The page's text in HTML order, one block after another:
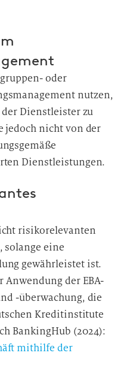
oder
nutzen,
Dienstleister zu
jedoch nicht von der
Dienstleistungen.
risikorelevanten
solange eine
gewährleistet ist.
der EBA-
-überwachung, die
Kreditinstitute
BankingHub (2024):
mithilfe der